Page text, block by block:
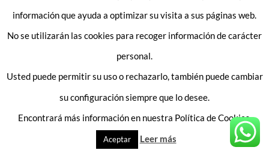
Enlaces de interes:
Trabaja con nosotros
información que ayuda a optimizar su visita a sus páginas web.
No se utilizarán las cookies para recoger información de carácter
personal.
Usted puede permitir su uso o rechazarlo, también puede cambiar
su configuración siempre que lo desee.
Encontrará más información en nuestra Política de Cookies.
Aceptar Leer más